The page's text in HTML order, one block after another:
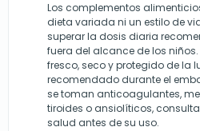
Los complementos
dieta variada ni un estilo de
superar la dosis diaria
fuera del alcance de los
fresco, seco y protegido de la
recomendado durante el
se toman anticoagulantes,
tiroides o ansiolíticos,
salud antes de su uso.